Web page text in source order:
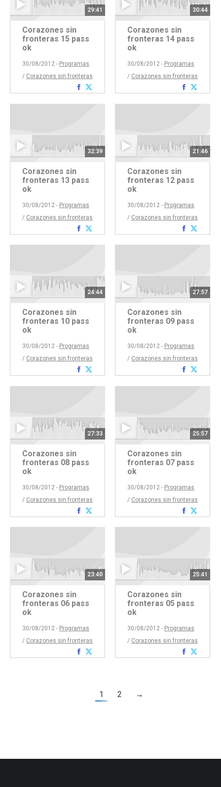
29:41
Corazones sin
fronteras 15 pass
ok
30/08/2012 - Programas
/ Corazones sin fronteras
Compartir
30:44
Corazones sin
fronteras 14 pass
ok
30/08/2012 - Programas
/ Corazones sin fronteras
Compartir
32:39
Corazones sin
fronteras 13 pass
ok
30/08/2012 - Programas
/ Corazones sin fronteras
Compartir
21:46
Corazones sin
fronteras 12 pass
ok
30/08/2012 - Programas
/ Corazones sin fronteras
Compartir
24:44
Corazones sin
fronteras 10 pass
ok
30/08/2012 - Programas
/ Corazones sin fronteras
Compartir
27:57
Corazones sin
fronteras 09 pass
ok
30/08/2012 - Programas
/ Corazones sin fronteras
Compartir
27:33
Corazones sin
fronteras 08 pass
ok
30/08/2012 - Programas
/ Corazones sin fronteras
Compartir
25:57
Corazones sin
fronteras 07 pass
ok
30/08/2012 - Programas
/ Corazones sin fronteras
Compartir
23:40
Corazones sin
fronteras 06 pass
ok
30/08/2012 - Programas
/ Corazones sin fronteras
Compartir
25:41
Corazones sin
fronteras 05 pass
ok
30/08/2012 - Programas
/ Corazones sin fronteras
Compartir
1 2 →